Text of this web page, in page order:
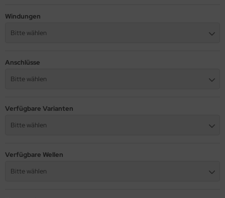
Windungen
Bitte wählen
Anschlüsse
Bitte wählen
Verfügbare Varianten
Bitte wählen
Verfügbare Wellen
Bitte wählen